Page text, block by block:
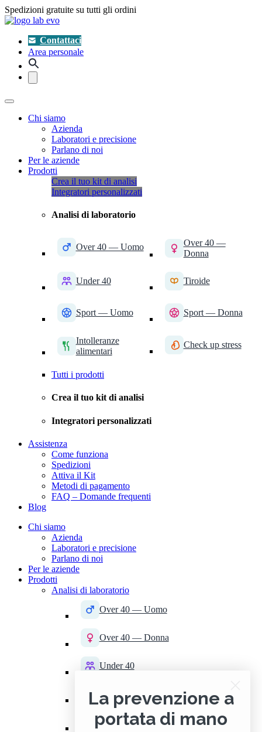
Spedizioni gratuite su tutti gli ordini
Contattaci
Area personale
Chi siamo
Azienda
Laboratori e precisione
Parlano di noi
Per le aziende
Prodotti
Crea il tuo kit di analisi
Integratori personalizzati
Analisi di laboratorio
Over 40 — Uomo
Over 40 —
Donna
Under 40 Tiroide
Sport — Uomo Sport — Donna
Intolleranze
alimentari
Check up stress
Tutti i prodotti
Crea il tuo kit di analisi
Integratori personalizzati
Assistenza
Come funziona
Spedizioni
Attiva il Kit
Metodi di pagamento
FAQ – Domande frequenti
Blog
Chi siamo
Azienda
Laboratori e precisione
Parlano di noi
Per le aziende
Prodotti
Analisi di laboratorio
Over 40 — Uomo
Over 40 — Donna
Under 40
Tiroide
Sport — Uomo
La prevenzione a
portata di mano